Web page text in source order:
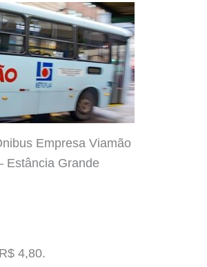
Empresa Viamão
Estância Grande
4,80.